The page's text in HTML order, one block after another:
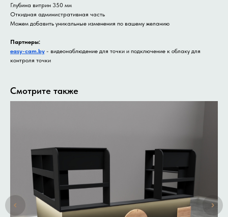
Глубина витрин 350 мм
Откидная административная часть
Можем добавить уникальные изменения по вашему желанию
Партнеры:
easy-cam.by - видеонаблюдение для точки и подключение к облаку для
контроля точки
Смотрите также